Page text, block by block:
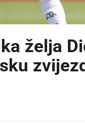
želja